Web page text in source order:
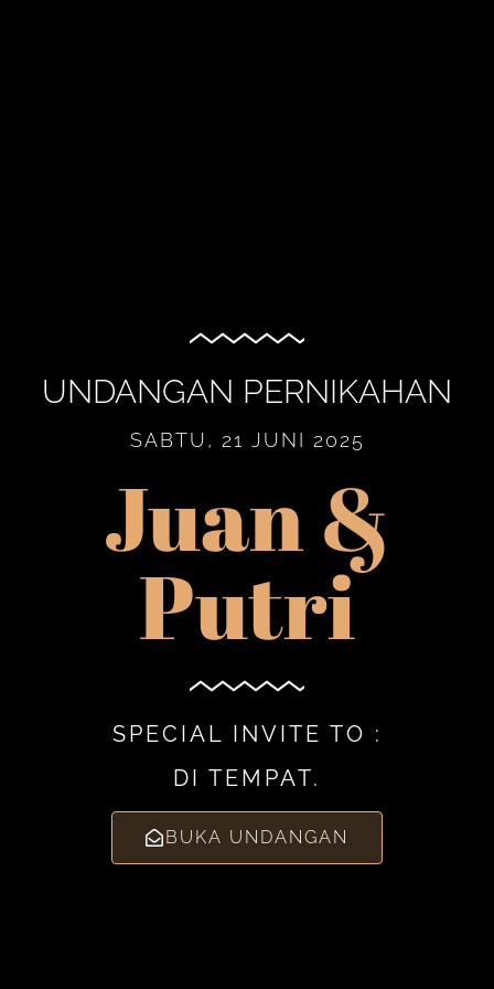
UNDANGAN PERNIKAHAN
SABTU, 21 JUNI 2025
Juan &
Putri
SPECIAL INVITE TO :
DI TEMPAT.
BUKA UNDANGAN